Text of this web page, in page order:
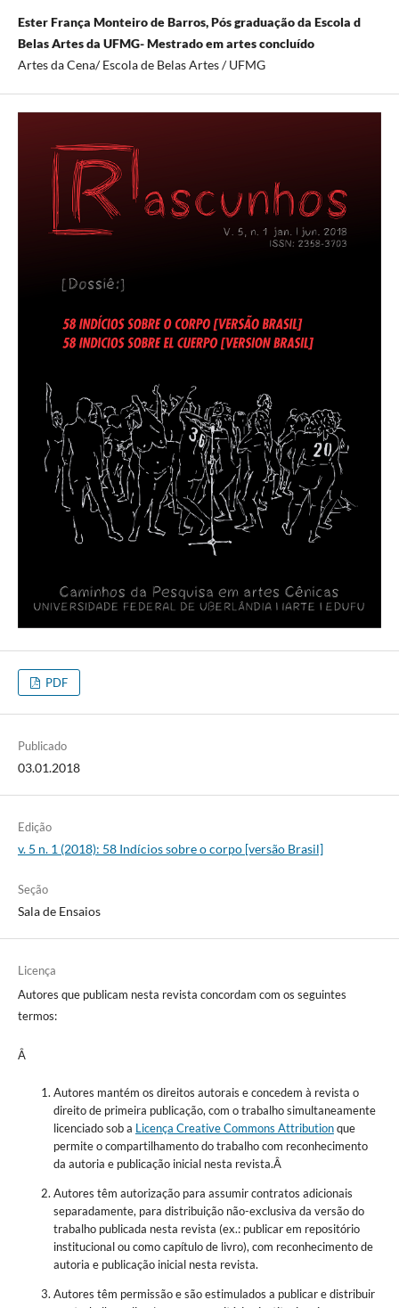
Ester França Monteiro de Barros, Pós graduação da Escola d
Belas Artes da UFMG- Mestrado em artes concluído
Artes da Cena/ Escola de Belas Artes / UFMG
PDF
Publicado
03.01.2018
Edição
v. 5 n. 1 (2018): 58 Indícios sobre o corpo [versão Brasil]
Seção
Sala de Ensaios
Licença
Autores que publicam nesta revista concordam com os seguintes
termos:
Â
Autores mantém os direitos autorais e concedem à revista o
direito de primeira publicação, com o trabalho simultaneamente
licenciado sob a Licença Creative Commons Attributionque
permite o compartilhamento do trabalho com reconhecimento
da autoria e publicação inicial nesta revista.Â
Autores têm autorização para assumir contratos adicionais
separadamente, para distribuição não-exclusiva da versão do
trabalho publicada nesta revista (ex.: publicar em repositório
institucional ou como capítulo de livro), com reconhecimento de
autoria e publicação inicial nesta revista.
Autores têm permissão e são estimulados a publicar e distribuir